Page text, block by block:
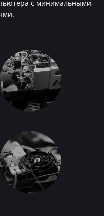
с минимальными